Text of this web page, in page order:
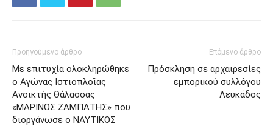
Προηγούμενο άρθρο
Με επιτυχία ολοκληρώθηκε
o Αγώνας Ιστιοπλοΐας
Ανοικτής Θάλασσας
«ΜΑΡΙΝΟΣ ΖΑΜΠΑΤΗΣ» που
διοργάνωσε ο ΝΑΥΤΙΚΟΣ
Επόμενο άρθρο
Πρόσκληση σε αρχαιρεσίες
εμπορικού συλλόγου
Λευκάδος